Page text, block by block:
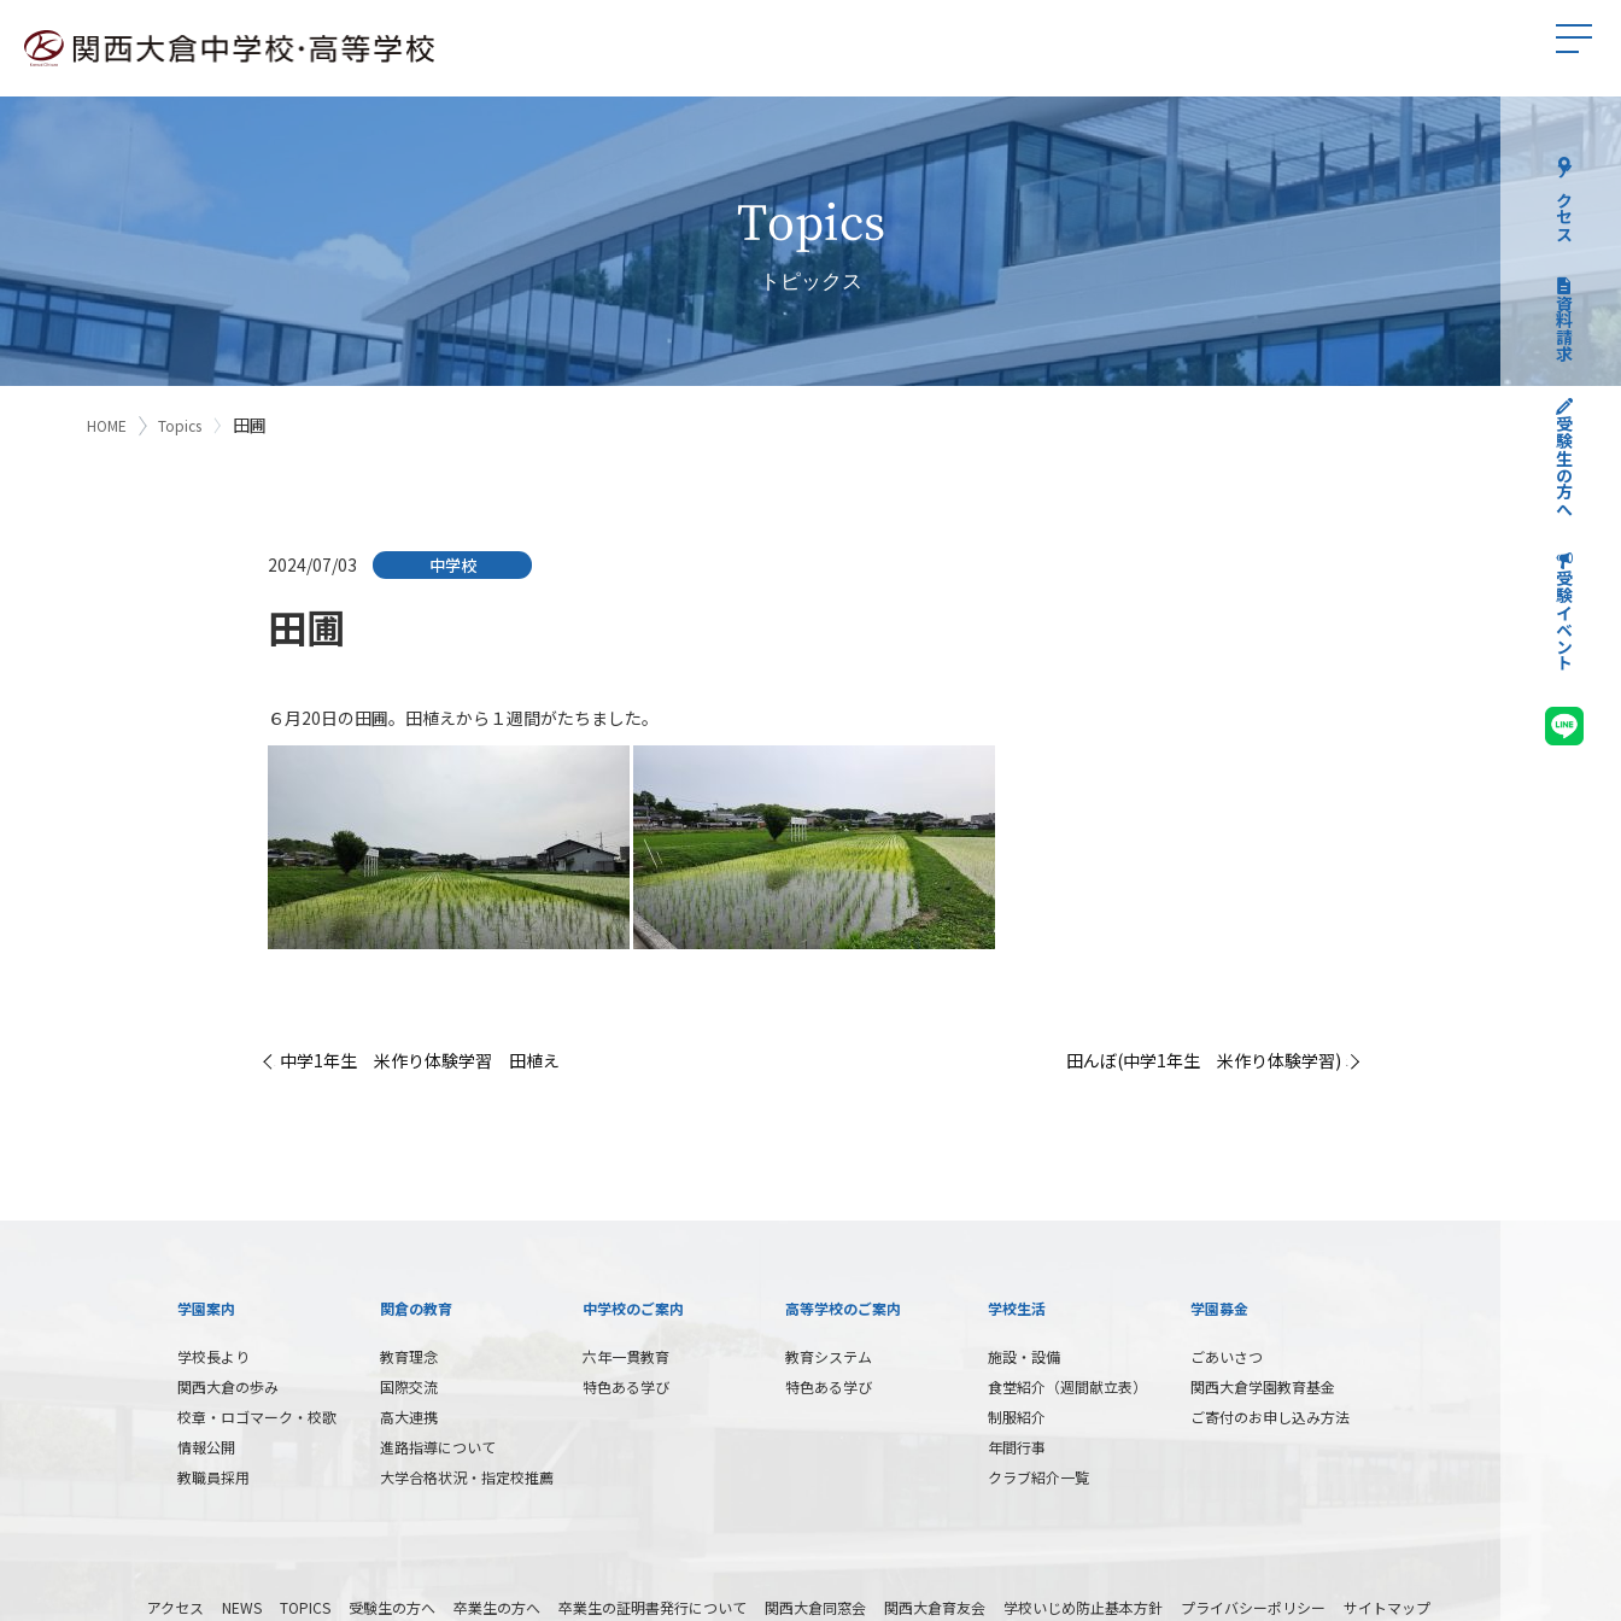
アクセス
資料請求
受験生の方へ
受験イベント
Topics
トピックス
HOME Topics 田圃
2024/07/03 中学校
田圃
６月20日の田圃。田植えから１週間がたちました。
« 中学1年生 米作り体験学習 田植え 田んぼ(中学1年生 米作り体験学習) »
学園案内
学校長より
関西大倉の歩み
校章・ロゴマーク・校歌
情報公開
教職員採用
関倉の教育
教育理念
国際交流
高大連携
進路指導について
大学合格状況・指定校推薦
中学校のご案内
六年一貫教育
特色ある学び
高等学校のご案内
教育システム
特色ある学び
学校生活
施設・設備
食堂紹介（週間献立表）
制服紹介
年間行事
クラブ紹介一覧
学園募金
ごあいさつ
関西大倉学園教育基金
ご寄付のお申し込み方法
アクセス NEWS TOPICS 受験生の方へ 卒業生の方へ 卒業生の証明書発行について 関西大倉同窓会 関西大倉育友会 学校いじめ防止基本方針 プライバシーポリシー サイトマップ